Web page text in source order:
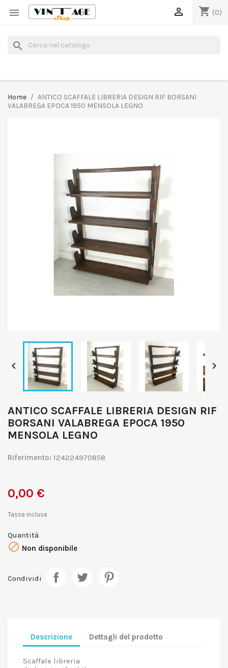
 shopping_cart (0)

search
Home
ANTICO SCAFFALE LIBRERIA DESIGN RIF BORSANI
VALABREGA EPOCA 1950 MENSOLA LEGNO
 
ANTICO SCAFFALE LIBRERIA DESIGN RIF
BORSANI VALABREGA EPOCA 1950
MENSOLA LEGNO
Riferimento: 124224970858
0,00 €
Tasse incluse
Quantità
 Non disponibile
Condividi
Descrizione Dettagli del prodotto
Scaffale libreria